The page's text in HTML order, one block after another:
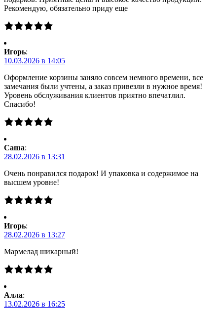
Рекомендую, обязательно приду еще
Игорь:
10.03.2026 в 14:05
Оформление корзины заняло совсем немного времени, все
замечания были учтены, а заказ привезли в нужное время!
Уровень обслуживания клиентов приятно впечатлил.
Спасибо!
Саша:
28.02.2026 в 13:31
Очень понравился подарок! И упаковка и содержимое на
высшем уровне!
Игорь:
28.02.2026 в 13:27
Мармелад шикарный!
Алла:
13.02.2026 в 16:25